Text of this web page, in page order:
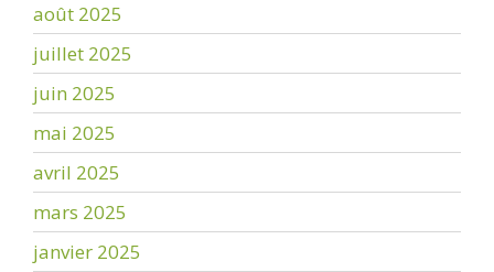
août 2025
juillet 2025
juin 2025
mai 2025
avril 2025
mars 2025
janvier 2025